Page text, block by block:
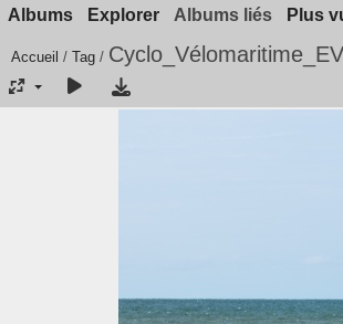
Albums Explorer Albums liés Plus
Accueil / Tag /